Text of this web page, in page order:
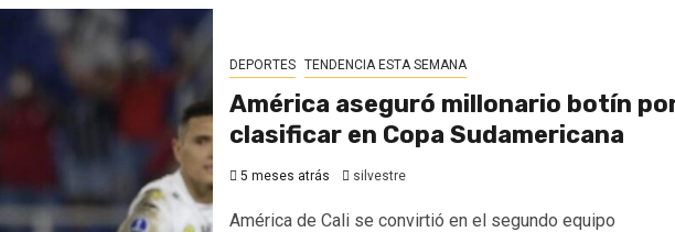
DEPORTES TENDENCIA ESTA SEMANA
América aseguró millonario botín
clasificar en Copa Sudamericana
5 meses atrás silvestre
América de Cali se convirtió en el segundo equipo